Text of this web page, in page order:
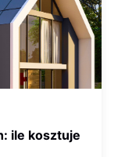
ile kosztuje